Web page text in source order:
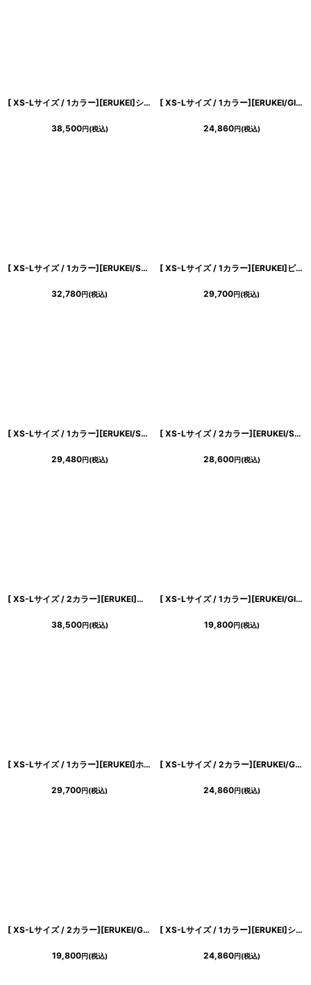
[ XS-Lサイズ / 1カラー][ERUKEI]シンプル・ホワイト・ケープ・ノースリーブ・マーメイド・ロングドレス[薗田杏奈着用][送料無料]
38,500円(税込)
[ XS-Lサイズ / 1カラー][ERUKEI/GINZA COUTURE]バイカラー・バストギャザー・Vネック・バックスリット・ストレッチ・シンプル・ノースリーブ・タイト・膝丈・ミディアムドレス・ワンピース[送料無料]
24,860円(税込)
[ XS-Lサイズ / 1カラー][ERUKEI/SETTAN]フラワープリント・花柄・ハイウエスト・ノースリーブ・ボートネック・Aライン・ロングドレス[送料無料]
32,780円(税込)
[ XS-Lサイズ / 1カラー][ERUKEI]ピンク・ホルターネック・花柄・スリット・ウエストクロス・シフォン・Aライン・ノースリーブ・ロングドレス[黒木麗奈着用][送料無料]
29,700円(税込)
[ XS-Lサイズ / 1カラー][ERUKEI/SETTAN]プリント・ドット・ティアード・フリル・プチハイネック・ミディアムドレス・ワンピース[送料無料]
29,480円(税込)
[ XS-Lサイズ / 2カラー][ERUKEI/SETTAN]マーブルプリント・サテン・エレガント・ノースリーブ・Aライン・ロングドレス[送料無料]
28,600円(税込)
[ XS-Lサイズ / 2カラー][ERUKEI]ピンク・ブルー・ティアード・ハイネック・花柄・パール・Aライン・ノースリーブ・ロングドレス[薗田杏奈・黒木麗奈着用][送料無料]
38,500円(税込)
[ XS-Lサイズ / 1カラー][ERUKEI/GINZA COUTURE]シフォン・プリント・切替・Aライン・ノースリーブ・ミディアムドレス・ワンピース[送料無料]
19,800円(税込)
[ XS-Lサイズ / 1カラー][ERUKEI]ホワイト・丸襟・レース・ボートネック・ノースリーブ・タイト・ミディアムドレス・ワンピース[薗田杏奈着用][送料無料]
29,700円(税込)
[ XS-Lサイズ / 2カラー][ERUKEI/GINZA COUTURE]ビジューボタン・スリットネック・半袖・タイト・ミディアムドレス・ワンピース[送料無料]
24,860円(税込)
[ XS-Lサイズ / 2カラー][ERUKEI/GINZA COUTURE]総レース・ウエストリボン・ノースリーブ・タイト・膝丈・ミディアムドレス・ワンピース[送料無料]
19,800円(税込)
[ XS-Lサイズ / 1カラー][ERUKEI]シンプル・アシンメトリー・変形・フリル・ノースリーブ・タイト・ミニドレス・ワンピース[送料無料]
24,860円(税込)